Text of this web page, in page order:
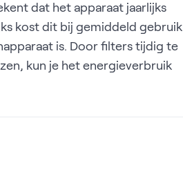
dat het apparaat jaarlijks
kost dit bij gemiddeld gebruik
is. Door filters tijdig te
kun je het energieverbruik